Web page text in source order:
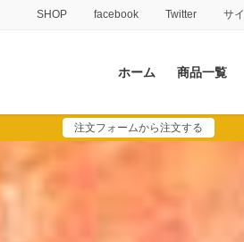
SHOP facebook Twitter サ
ホーム 商品一覧
注文フォームから注文する